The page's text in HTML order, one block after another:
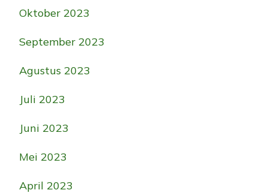
Oktober 2023
September 2023
Agustus 2023
Juli 2023
Juni 2023
Mei 2023
April 2023